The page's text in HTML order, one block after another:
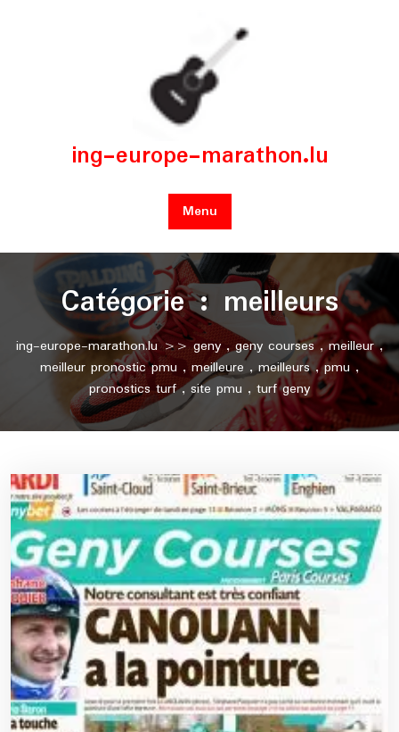
ing-europe-marathon.lu
Menu
Catégorie : meilleurs
ing-europe-marathon.lu>>geny ,geny courses,meilleur,
meilleur pronostic pmu , meilleure,meilleurs,pmu ,
pronostics turf,site pmu , turf geny